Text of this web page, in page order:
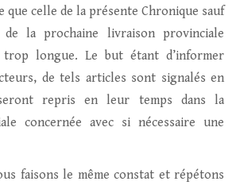
que celle de la présente Chronique sauf
de la prochaine livraison provinciale
longue. Le but étant d’informer
de tels articles sont signalés en
repris en leur temps dans la
concernée avec si nécessaire une
faisons le même constat et répétons